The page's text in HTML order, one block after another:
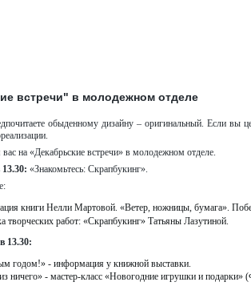
встречи" в молодежном отделе
обыденному дизайну – оригинальный. Если вы
на «Декабрьские встречи» в молодежном отделе.
«Знакомьтесь: Скрапбукинг».
книги Нелли Мартовой. «Ветер, ножницы, бумага».
творческих работ: «Скрапбукинг» Татьяны Лазутиной.
13.30:
годом!» - информация у книжной выставки.
ничего» - мастер-класс «Новогодние игрушки и подарки»